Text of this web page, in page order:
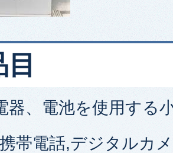
器、電池を使用する
帯電話,デジタルカ